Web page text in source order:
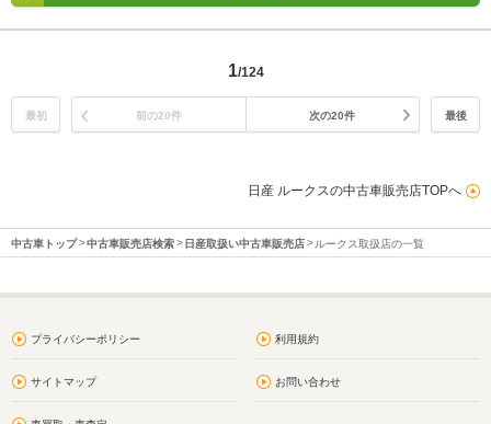
1/124
最初 前の20件 次の20件 最後
日産 ルークスの中古車販売店TOPへ
中古車トップ 中古車販売店検索 日産取扱い中古車販売店 ルークス取扱店の一覧
プライバシーポリシー 利用規約
サイトマップ お問い合わせ